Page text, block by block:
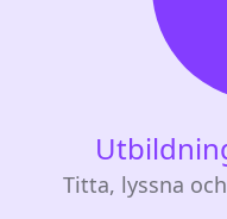
Titta, lyssna